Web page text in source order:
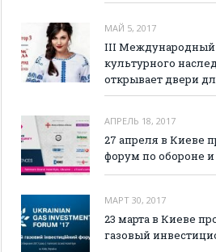
МАЙ 5, 2017
III Международный
культурного
открывает двери
АПРЕЛЬ 18, 2017
27 апреля в Киеве
форум по обороне и
МАРТ 30, 2017
23 марта в Киеве
газовый